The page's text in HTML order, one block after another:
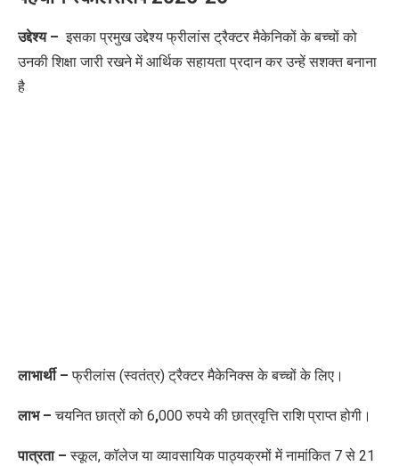
उद्देश्य – इसका प्रमुख उद्देश्य फ्रीलांस ट्रैक्टर मैकेनिकों के बच्चों को
उनकी शिक्षा जारी रखने में आर्थिक सहायता प्रदान कर उन्हें सशक्त बनाना
है
लाभार्थी – फ्रीलांस (स्वतंत्र) ट्रैक्टर मैकेनिक्स के बच्चों के लिए।
लाभ – चयनित छात्रों को 6,000 रुपये की छात्रवृत्ति राशि प्राप्त होगी।
पात्रता – स्कूल, कॉलेज या व्यावसायिक पाठ्यक्रमों में नामांकित 7 से 21